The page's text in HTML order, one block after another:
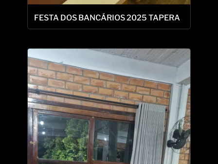
FESTA DOS BANCÁRIOS 2025 TAPERA